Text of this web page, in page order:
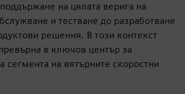
на цялата верига на
и тестване до разработване
решения. В този контекст
в ключов център за
сегмента на вятърните скоростни